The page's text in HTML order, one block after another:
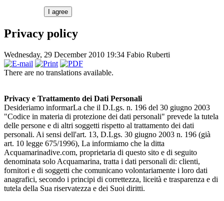
I agree
Privacy policy
Wednesday, 29 December 2010 19:34 Fabio Ruberti
There are no translations available.
Privacy e Trattamento dei Dati Personali
Desideriamo informarLa che il D.Lgs. n. 196 del 30 giugno 2003
"Codice in materia di protezione dei dati personali" prevede la tutela
delle persone e di altri soggetti rispetto al trattamento dei dati
personali. Ai sensi dell'art. 13, D.Lgs. 30 giugno 2003 n. 196 (già
art. 10 legge 675/1996), La informiamo che la ditta
Acquamarinadive.com, proprietaria di questo sito e di seguito
denominata solo Acquamarina, tratta i dati personali di: clienti,
fornitori e di soggetti che comunicano volontariamente i loro dati
anagrafici, secondo i principi di correttezza, liceità e trasparenza e di
tutela della Sua riservatezza e dei Suoi diritti.